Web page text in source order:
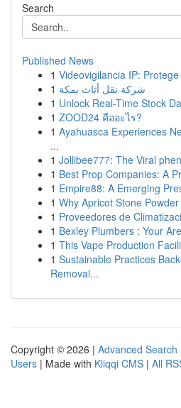
Search
Published News
1 Videovigilancia IP:
1 شركة نقل أثاث بمكة
1 Unlock Real-Time Stock
1 ZOOD24 คืออะไร?
1 Ayahuasca Experiences
...
1 Jollibee777: The Viral
1 Best Prop Companies: A
1 Empire88: A Emerging
1 Why Apricot Stone
1 Proveedores de
1 Bexley Plumbers : Your
1 This Vape Production
1 Sustainable Practices
Removal...
Copyright © 2026 | Advanced Search
Users | Made with Kliqqi CMS | All